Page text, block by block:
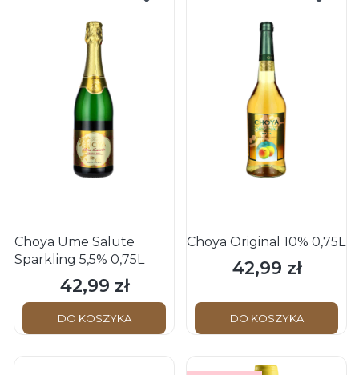
Choya Ume Salute
Sparkling 5,5% 0,75L
Cena
42,99 zł
DO KOSZYKA
Choya Original 10% 0,75L
Cena
42,99 zł
DO KOSZYKA